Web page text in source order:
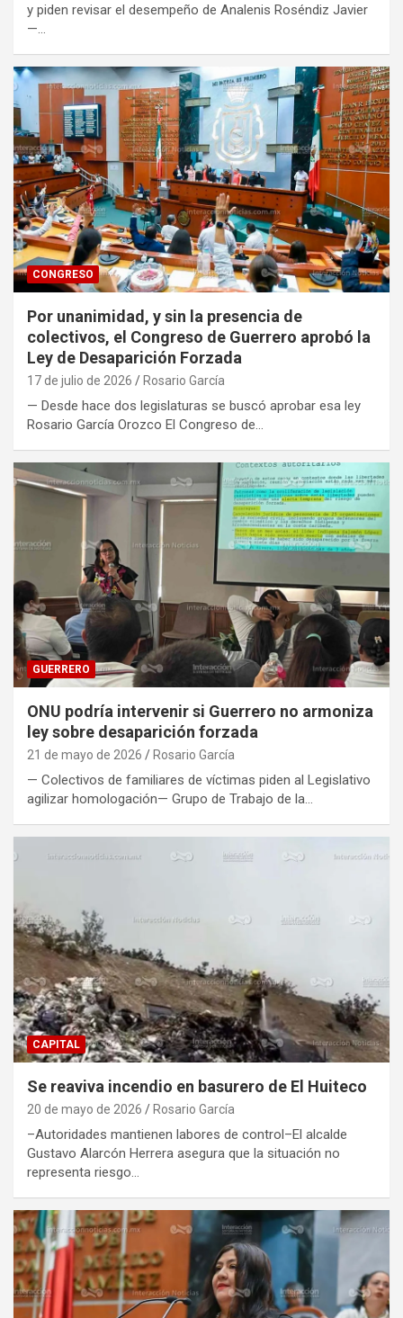
y piden revisar el desempeño de Analenis Roséndiz Javier
—…
CONGRESO
Por unanimidad, y sin la presencia de
colectivos, el Congreso de Guerrero aprobó la
Ley de Desaparición Forzada
17 de julio de 2026 Rosario García
— Desde hace dos legislaturas se buscó aprobar esa ley
Rosario García Orozco El Congreso de…
GUERRERO
ONU podría intervenir si Guerrero no armoniza
ley sobre desaparición forzada
21 de mayo de 2026 Rosario García
— Colectivos de familiares de víctimas piden al Legislativo
agilizar homologación— Grupo de Trabajo de la…
CAPITAL
Se reaviva incendio en basurero de El Huiteco
20 de mayo de 2026 Rosario García
–Autoridades mantienen labores de control–El alcalde
Gustavo Alarcón Herrera asegura que la situación no
representa riesgo…